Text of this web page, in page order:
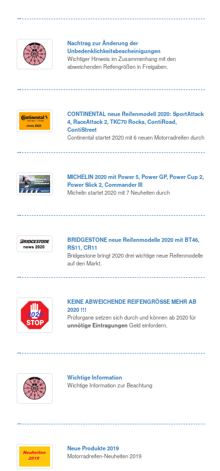
Nachtrag zur Änderung der
Unbedenklichkeitsbescheinigungen
Wichtiger Hinweis im Zusammenhang mit den
abweichenden Reifengrößen in Freigaben.
CONTINENTAL neue Reifenmodell 2020: SportAttack
4, RaceAttack 2, TKC70 Rocks, ContiRoad,
ContiStreet
Continental startet 2020 mit 6 neuen Motorradreifen durch
MICHELIN 2020 mit Power 5, Power GP, Power Cup 2,
Power Slick 2, Commander III
Michelin startet 2020 mit 7 Neuheiten durch
BRIDGESTONE neue Reifenmodelle 2020 mit BT46,
RS11, CR11
Bridgestone bringt 2020 drei wichtige neue Reifenmodelle
auf den Markt.
KEINE ABWEICHENDE REIFENGRÖSSE MEHR AB
2020 !!!
Prüforgane setzen sich durch und können ab 2020 für
unnötige Eintragungen Geld einfordern.
Wichtige Information
Wichtige Information zur Beachtung
Neue Produkte 2019
Motorradreifen-Neuheiten 2019